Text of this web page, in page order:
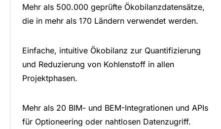
Mehr als 500.000 geprüfte Ökobilanzdatensätze,
die in mehr als 170 Ländern verwendet werden.
Einfache, intuitive Ökobilanz zur Quantifizierung
und Reduzierung von Kohlenstoff in allen
Projektphasen.
Mehr als 20 BIM- und BEM-Integrationen und APIs
für Optioneering oder nahtlosen Datenzugriff.